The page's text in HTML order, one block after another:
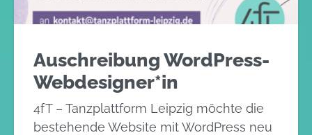
Auschreibung WordPress-
Webdesigner*in
4fT – Tanzplattform Leipzig möchte die
bestehende Website mit WordPress neu